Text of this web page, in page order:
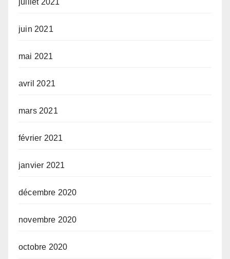
juillet 2021
juin 2021
mai 2021
avril 2021
mars 2021
février 2021
janvier 2021
décembre 2020
novembre 2020
octobre 2020